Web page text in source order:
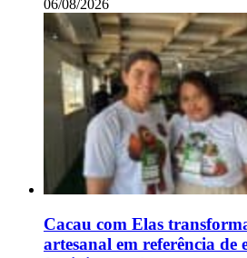
06/08/2026
Cacau com Elas
artesanal em referência de